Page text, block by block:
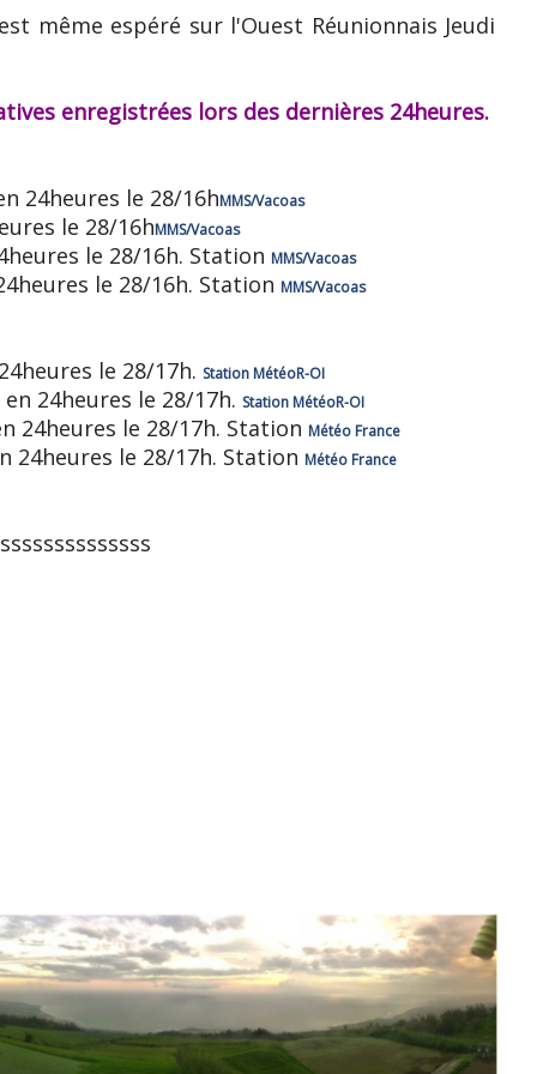
même espéré sur l'Ouest Réunionnais Jeudi
enregistrées lors des dernières 24heures.
24heures le 28/16hMMS/Vacoas
le 28/16hMMS/Vacoas
le 28/16h. Station MMS/Vacoas
le 28/16h. Station MMS/Vacoas
le 28/17h. Station MétéoR-OI
24heures le 28/17h. Station MétéoR-OI
24heures le 28/17h. Station Météo France
24heures le 28/17h. Station Météo France